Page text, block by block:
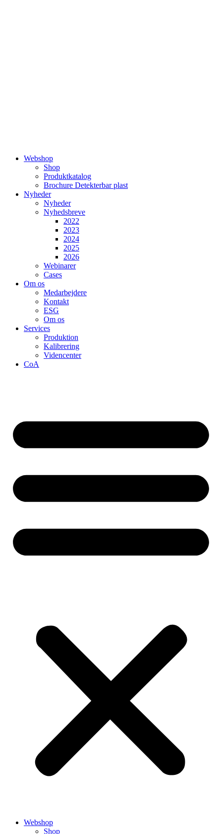
Webshop
Shop
Produktkatalog
Brochure Detekterbar plast
Nyheder
Nyheder
Nyhedsbreve
2022
2023
2024
2025
2026
Webinarer
Cases
Om os
Medarbejdere
Kontakt
ESG
Om os
Services
Produktion
Kalibrering
Videncenter
CoA
Webshop
Shop